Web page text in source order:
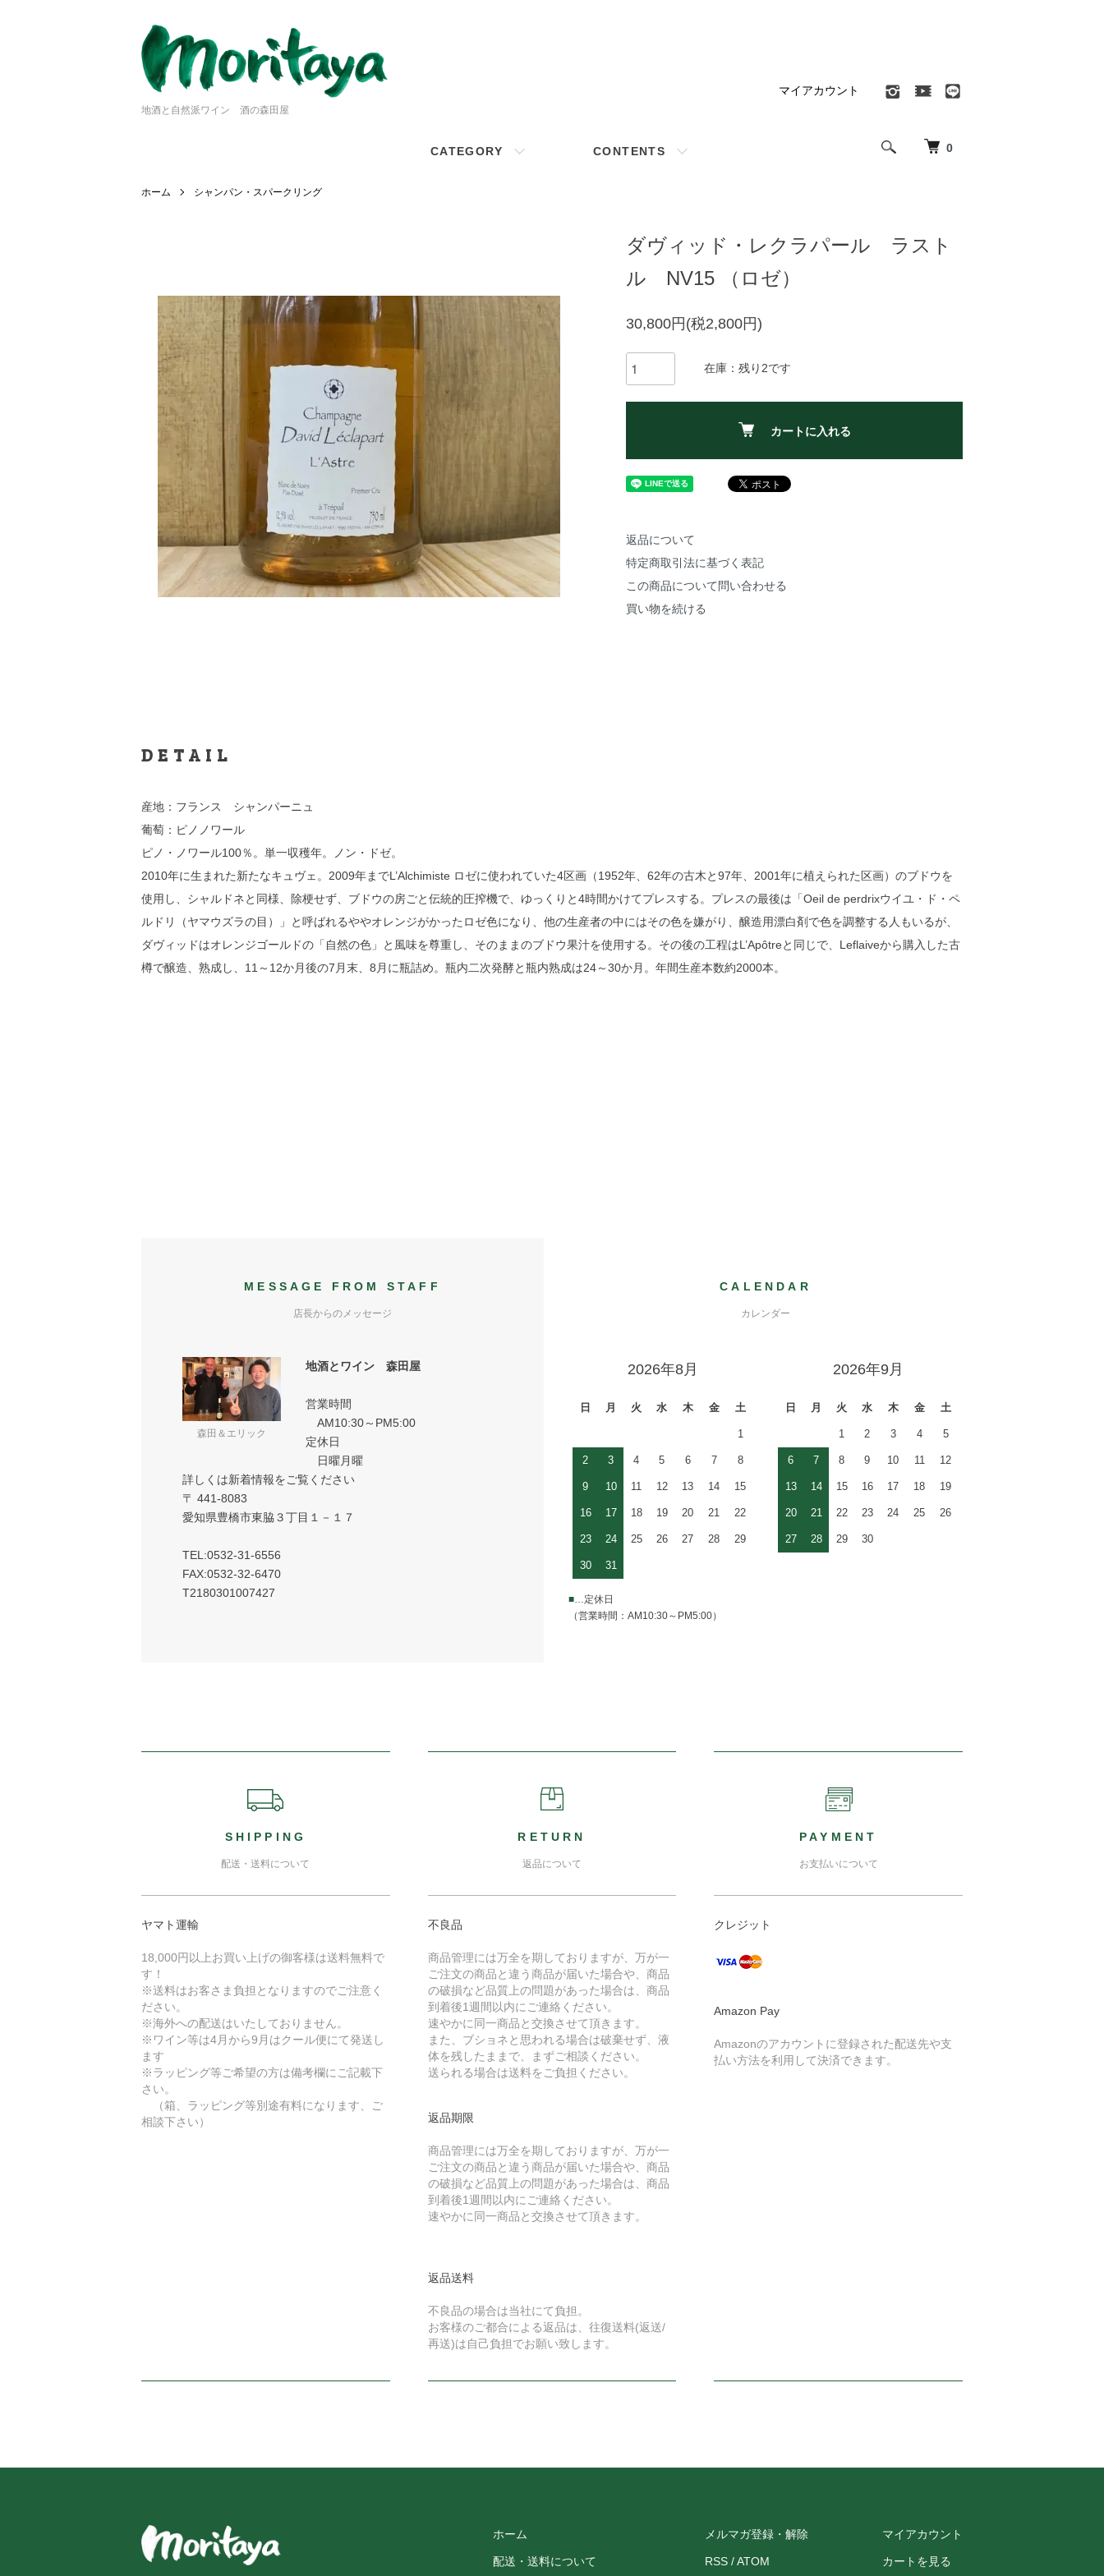
地酒と自然派ワイン 酒の森田屋
0
CATEGORY CONTENTS
マイアカウント
ホーム シャンパン・スパークリング
ダヴィッド・レクラパール ラスト
ル NV15 （ロゼ）
30,800円(税2,800円)
在庫：残り2です
カートに入れる
返品について
特定商取引法に基づく表記
この商品について問い合わせる
買い物を続ける
DETAIL
産地：フランス シャンパーニュ
葡萄：ピノノワール
ピノ・ノワール100％。単一収穫年。ノン・ドゼ。
2010年に生まれた新たなキュヴェ。2009年までL’Alchimiste ロゼに使われていた4区画（1952年、62年の古木と97年、2001年に植えられた区画）のブドウを
使用し、シャルドネと同様、除梗せず、ブドウの房ごと伝統的圧搾機で、ゆっくりと4時間かけてプレスする。プレスの最後は「Oeil de perdrixウイユ・ド・ペ
ルドリ（ヤマウズラの目）」と呼ばれるややオレンジがかったロゼ色になり、他の生産者の中にはその色を嫌がり、醸造用漂白剤で色を調整する人もいるが、
ダヴィッドはオレンジゴールドの「自然の色」と風味を尊重し、そのままのブドウ果汁を使用する。その後の工程はL’Apôtreと同じで、Leflaiveから購入した古
樽で醸造、熟成し、11～12か月後の7月末、8月に瓶詰め。瓶内二次発酵と瓶内熟成は24～30か月。年間生産本数約2000本。
MESSAGE FROM STAFF
店長からのメッセージ
森田＆エリック
地酒とワイン 森田屋
営業時間
AM10:30～PM5:00
定休日
日曜月曜
詳しくは新着情報をご覧ください
〒 441-8083
愛知県豊橋市東脇３丁目１－１７
TEL:0532-31-6556
FAX:0532-32-6470
T2180301007427
CALENDAR
カレンダー
2026年8月
日 月 火 水 木 金 土
1
2 3 4 5 6 7 8
9 10 11 12 13 14 15
16 17 18 19 20 21 22
23 24 25 26 27 28 29
30 31
2026年9月
日 月 火 水 木 金 土
1 2 3 4 5
6 7 8 9 10 11 12
13 14 15 16 17 18 19
20 21 22 23 24 25 26
27 28 29 30
■…定休日
（営業時間：AM10:30～PM5:00）
SHIPPING
配送・送料について
ヤマト運輸
18,000円以上お買い上げの御客様は送料無料で
す！
※送料はお客さま負担となりますのでご注意く
ださい。
※海外への配送はいたしておりません。
※ワイン等は4月から9月はクール便にて発送し
ます
※ラッピング等ご希望の方は備考欄にご記載下
さい。
（箱、ラッピング等別途有料になります、ご
相談下さい）
RETURN
返品について
不良品
商品管理には万全を期しておりますが、万が一
ご注文の商品と違う商品が届いた場合や、商品
の破損など品質上の問題があった場合は、商品
到着後1週間以内にご連絡ください。
速やかに同一商品と交換させて頂きます。
また、ブショネと思われる場合は破棄せず、液
体を残したままで、まずご相談ください。
送られる場合は送料をご負担ください。
返品期限
商品管理には万全を期しておりますが、万が一
ご注文の商品と違う商品が届いた場合や、商品
の破損など品質上の問題があった場合は、商品
到着後1週間以内にご連絡ください。
速やかに同一商品と交換させて頂きます。
返品送料
不良品の場合は当社にて負担。
お客様のご都合による返品は、往復送料(返送/
再送)は自己負担でお願い致します。
PAYMENT
お支払いについて
クレジット
Amazon Pay
Amazonのアカウントに登録された配送先や支
払い方法を利用して決済できます。
ホーム
配送・送料について
メルマガ登録・解除
RSS /ATOM
マイアカウント
カートを見る